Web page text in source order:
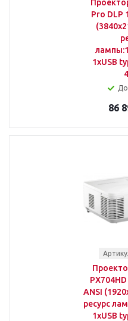
Pro DLP
1xUSB
86
ANSI
ресурс
1xUSB